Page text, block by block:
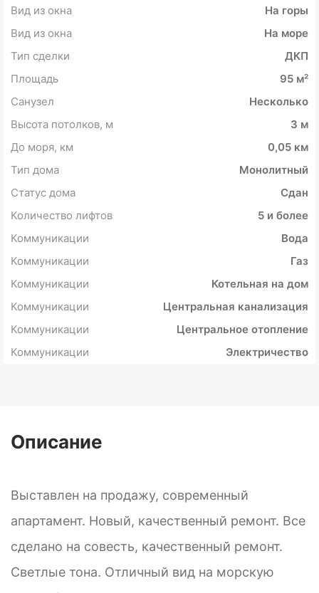
Вид из окна
На горы
Вид из окна
На море
Тип сделки
ДКП
Площадь
95 м²
Санузел
Несколько
Высота потолков, м
3 м
До моря, км
0,05 км
Тип дома
Монолитный
Статус дома
Сдан
Количество лифтов
5 и более
Коммуникации
Вода
Коммуникации
Газ
Коммуникации
Котельная на дом
Коммуникации
Центральная канализация
Коммуникации
Центральное отопление
Коммуникации
Электричество
Описание
Выставлен на продажу, современный
апартамент. Новый, качественный ремонт. Все
сделано на совесть, качественный ремонт.
Светлые тона. Отличный вид на морскую